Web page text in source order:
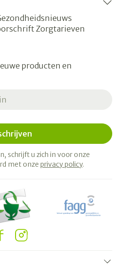
Zorgtarieven
producten en
schrijft u zich in voor onze
met onze privacy policy.